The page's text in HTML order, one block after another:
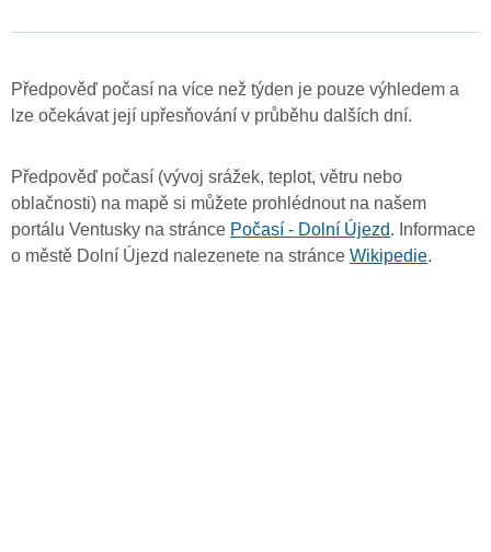
Předpověď počasí na více než týden je pouze výhledem a
lze očekávat její upřesňování v průběhu dalších dní.
Předpověď počasí (vývoj srážek, teplot, větru nebo
oblačnosti) na mapě si můžete prohlédnout na našem
portálu Ventusky na stránce Počasí - Dolní Újezd. Informace
o městě Dolní Újezd nalezenete na stránce Wikipedie.